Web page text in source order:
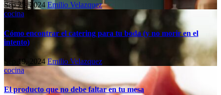
Sep 25, 2024 Emilio Velazquez
cocina
Cómo encontrar el catering para tu boda (y no morir en el
intento)
Sep 19, 2024Emilio Velazquez
cocina
El producto que no debe faltar en tu mesa